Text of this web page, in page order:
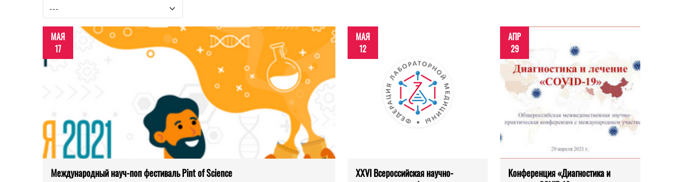
МАЯ
17
Международный науч-поп фестиваль Pint of Science
МАЯ
12
XXVI Всероссийская научно-
АПР
29
Конференция «Диагностика и